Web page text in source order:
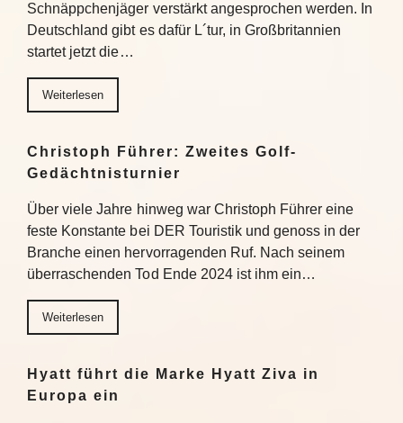
Schnäppchenjäger verstärkt angesprochen werden. In
Deutschland gibt es dafür L´tur, in Großbritannien
startet jetzt die…
Weiterlesen
Christoph Führer: Zweites Golf-
Gedächtnisturnier
Über viele Jahre hinweg war Christoph Führer eine
feste Konstante bei DER Touristik und genoss in der
Branche einen hervorragenden Ruf. Nach seinem
überraschenden Tod Ende 2024 ist ihm ein…
Weiterlesen
Hyatt führt die Marke Hyatt Ziva in
Europa ein